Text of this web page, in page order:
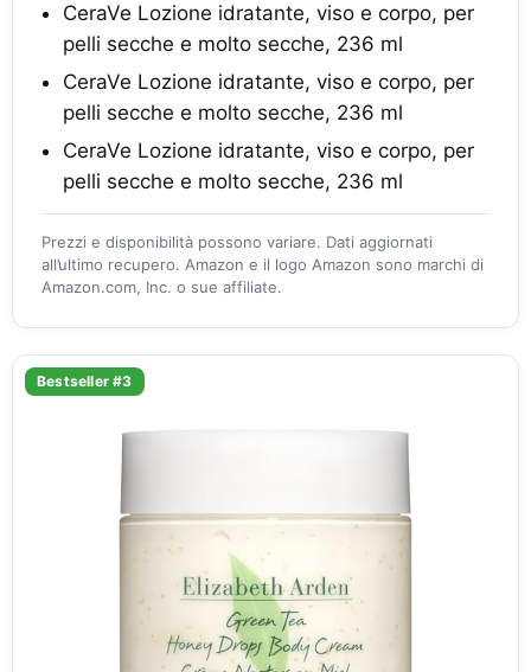
CeraVe Lozione idratante, viso e corpo, per
pelli secche e molto secche, 236 ml
CeraVe Lozione idratante, viso e corpo, per
pelli secche e molto secche, 236 ml
CeraVe Lozione idratante, viso e corpo, per
pelli secche e molto secche, 236 ml
Prezzi e disponibilità possono variare. Dati aggiornati
all’ultimo recupero. Amazon e il logo Amazon sono marchi di
Amazon.com, Inc. o sue affiliate.
Bestseller #3